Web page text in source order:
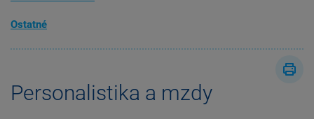
Ostatné
Personalistika a mzdy